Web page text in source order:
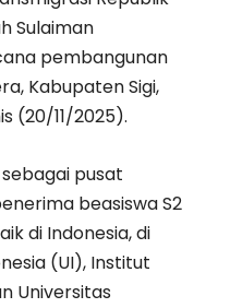
Sulaiman
pembangunan
Kabupaten Sigi,
(20/11/2025).
pusat
beasiswa S2
di Indonesia, di
(UI), Institut
Universitas